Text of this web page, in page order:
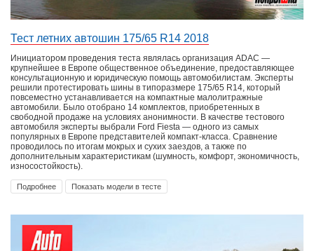
Тест летних автошин 175/65 R14 2018
Инициатором проведения теста являлась организация ADAC —
крупнейшее в Европе общественное объединение, предоставляющее
консультационную и юридическую помощь автомобилистам. Эксперты
решили протестировать шины в типоразмере 175/65 R14, который
повсеместно устанавливается на компактные малолитражные
автомобили. Было отобрано 14 комплектов, приобретенных в
свободной продаже на условиях анонимности. В качестве тестового
автомобиля эксперты выбрали Ford Fiesta — одного из самых
популярных в Европе представителей компакт-класса. Сравнение
проводилось по итогам мокрых и сухих заездов, а также по
дополнительным характеристикам (шумность, комфорт, экономичность,
износостойкость).
Подробнее Показать модели в тесте